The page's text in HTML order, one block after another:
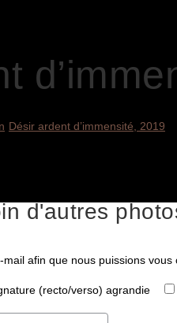
Désir ardent d’immensité, 2019
d'autres
afin que nous puissions
(recto/verso) agrandie